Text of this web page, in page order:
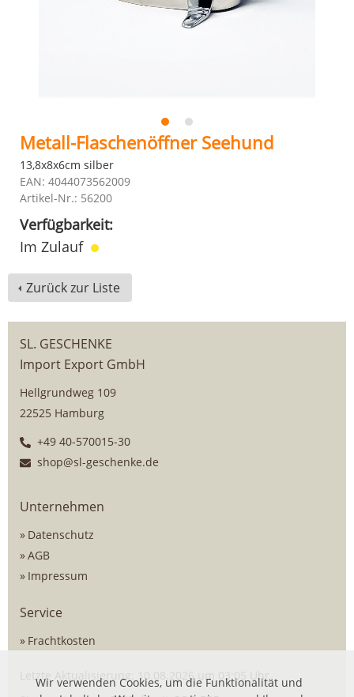
Metall-Flaschenöffner Seehund
13,8x8x6cm silber
EAN: 4044073562009
Artikel-Nr.: 56200
Verfügbarkeit:
Im Zulauf
Zurück zur Liste
SL. GESCHENKE
Import Export GmbH
Hellgrundweg 109
22525 Hamburg
+49 40-570015-30
shop@sl-geschenke.de
Unternehmen
Datenschutz
AGB
Impressum
Service
Frachtkosten
Letzte Aktualisierung: 10.08.2026 um 03:05 Uhr
Wir verwenden Cookies, um die Funktionalität und